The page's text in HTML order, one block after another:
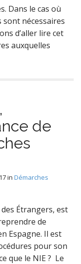
Dans le cas où
sont nécessaires
d’aller lire cet
auxquelles
de
in Démarches
Étrangers, est
de
Espagne. Il est
pour son
que le NIE ? Le